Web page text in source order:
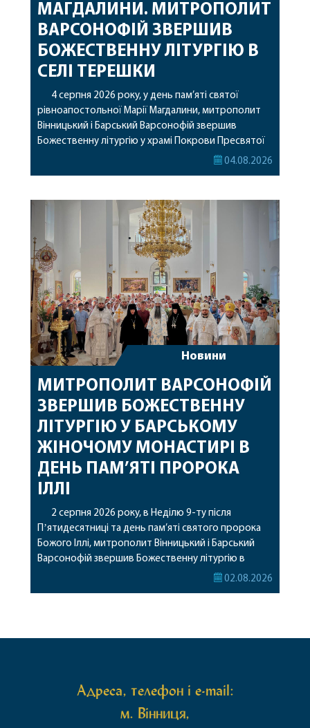
МАГДАЛИНИ. МИТРОПОЛИТ
ВАРСОНОФІЙ ЗВЕРШИВ
БОЖЕСТВЕННУ ЛІТУРГІЮ В
СЕЛІ ТЕРЕШКИ
4 серпня 2026 року, у день пам’яті святої
рівноапостольної Марії Магдалини, митрополит
Вінницький і Барський Варсонофій звершив
Божественну літургію у храмі Покрови Пресвятої
Богородиці села Терешки Барського благочиння.
рівноапостольної Марії Магдалини з часткою її
святих мощей, передана зі Святої Гори Афон.
Також для поклоніння вірянам […]
04.08.2026
Новини
МИТРОПОЛИТ ВАРСОНОФІЙ
ЗВЕРШИВ БОЖЕСТВЕННУ
ЛІТУРГІЮ У БАРСЬКОМУ
ЖІНОЧОМУ МОНАСТИРІ В
ДЕНЬ ПАМ’ЯТІ ПРОРОКА
ІЛЛІ
2 серпня 2026 року, в Неділю 9-ту після
Пʼятидесятниці та день пам’яті святого пророка
Божого Іллі, митрополит Вінницький і Барський
Варсонофій звершив Божественну літургію в
Барському жіночому монастирі. Перед початком
02.08.2026
Адреса, телефон і e-mail:
м. Вінниця,